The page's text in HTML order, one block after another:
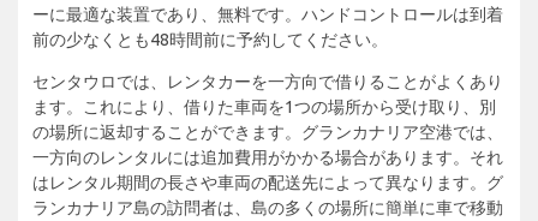
ーに最適な装置であり、無料です。ハンドコントロールは到着
前の少なくとも48時間前に予約してください。
センタウロでは、レンタカーを一方向で借りることがよくあり
ます。これにより、借りた車両を1つの場所から受け取り、別
の場所に返却することができます。グランカナリア空港では、
一方向のレンタルには追加費用がかかる場合があります。それ
はレンタル期間の長さや車両の配送先によって異なります。グ
ランカナリア島の訪問者は、島の多くの場所に簡単に車で移動